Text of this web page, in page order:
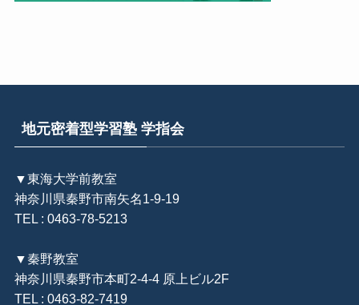
地元密着型学習塾 学指会
▼東海大学前教室
神奈川県秦野市南矢名1-9-19
TEL : 0463-78-5213
▼秦野教室
神奈川県秦野市本町2-4-4 原上ビル2F
TEL : 0463-82-7419